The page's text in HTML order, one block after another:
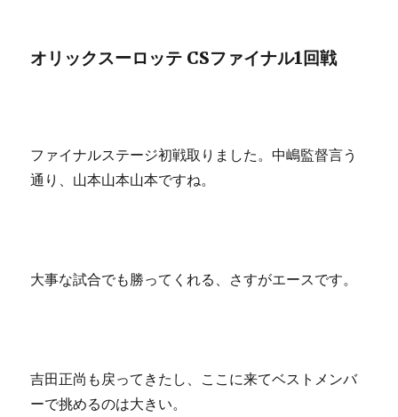
オリックスーロッテ CSファイナル1回戦
ファイナルステージ初戦取りました。中嶋監督言う
通り、山本山本山本ですね。
大事な試合でも勝ってくれる、さすがエースです。
吉田正尚も戻ってきたし、ここに来てベストメンバ
ーで挑めるのは大きい。